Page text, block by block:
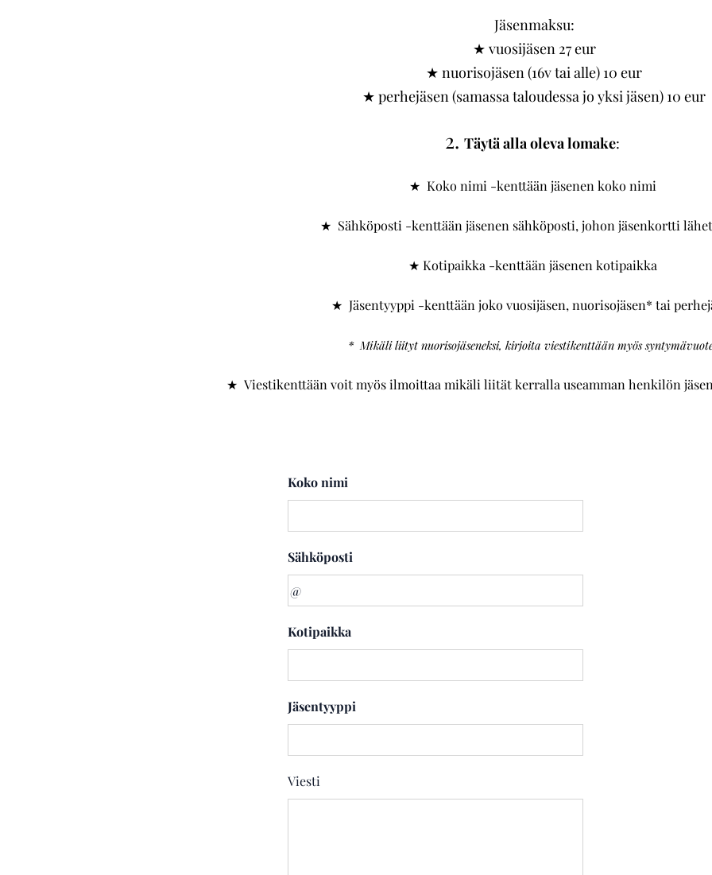
Jäsenmaksu:
★ vuosijäsen 27 eur
★ nuorisojäsen (16v tai alle) 10 eur
★ perhejäsen (samassa taloudessa jo yksi jäsen) 10 eur
2. Täytä alla oleva lomake:
★ Koko nimi -kenttään jäsenen koko nimi
★ Sähköposti -kenttään jäsenen sähköposti, johon jäsenkortti
★ Kotipaikka -kenttään jäsenen kotipaikka
★ Jäsentyyppi -kenttään joko vuosijäsen, nuorisojäsen* tai
* Mikäli liityt nuorisojäseneksi, kirjoita viestikenttään myös
★ Viestikenttään voit myös ilmoittaa mikäli liität kerralla useamman henkilön
Koko nimi
Sähköposti
Kotipaikka
Jäsentyyppi
Viesti